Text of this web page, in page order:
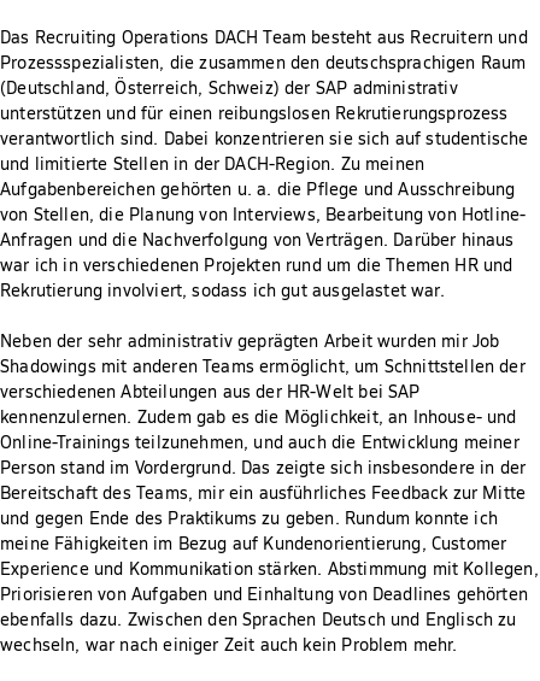
Das Recruiting Operations DACH Team besteht aus Recruitern und
Prozessspezialisten, die zusammen den deutschsprachigen Raum
(Deutschland, Österreich, Schweiz) der SAP administrativ
unterstützen und für einen reibungslosen Rekrutierungsprozess
verantwortlich sind. Dabei konzentrieren sie sich auf studentische
und limitierte Stellen in der DACH-Region. Zu meinen
Aufgabenbereichen gehörten u. a. die Pflege und Ausschreibung
von Stellen, die Planung von Interviews, Bearbeitung von Hotline-
Anfragen und die Nachverfolgung von Verträgen. Darüber hinaus
war ich in verschiedenen Projekten rund um die Themen HR und
Rekrutierung involviert, sodass ich gut ausgelastet war.
Neben der sehr administrativ geprägten Arbeit wurden mir Job
Shadowings mit anderen Teams ermöglicht, um Schnittstellen der
verschiedenen Abteilungen aus der HR-Welt bei SAP
kennenzulernen. Zudem gab es die Möglichkeit, an Inhouse- und
Online-Trainings teilzunehmen, und auch die Entwicklung meiner
Person stand im Vordergrund. Das zeigte sich insbesondere in der
Bereitschaft des Teams, mir ein ausführliches Feedback zur Mitte
und gegen Ende des Praktikums zu geben. Rundum konnte ich
meine Fähigkeiten im Bezug auf Kundenorientierung, Customer
Experience und Kommunikation stärken. Abstimmung mit Kollegen,
Priorisieren von Aufgaben und Einhaltung von Deadlines gehörten
ebenfalls dazu. Zwischen den Sprachen Deutsch und Englisch zu
wechseln, war nach einiger Zeit auch kein Problem mehr.